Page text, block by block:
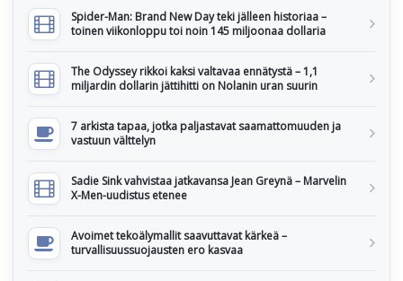
Spider-Man: Brand New Day teki jälleen historiaa –
toinen viikonloppu toi noin 145 miljoonaa dollaria
The Odyssey rikkoi kaksi valtavaa ennätystä – 1,1
miljardin dollarin jättihitti on Nolanin uran suurin
7 arkista tapaa, jotka paljastavat saamattomuuden ja
vastuun välttelyn
Sadie Sink vahvistaa jatkavansa Jean Greynä – Marvelin
X-Men-uudistus etenee
Avoimet tekoälymallit saavuttavat kärkeä –
turvallisuussuojausten ero kasvaa